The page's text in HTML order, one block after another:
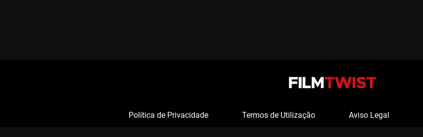
Política de Privacidade Termos de Utilização Aviso Legal